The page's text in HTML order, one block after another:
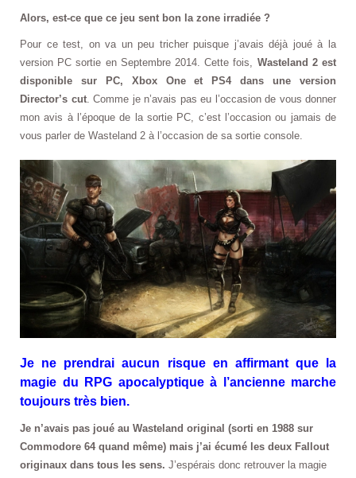
Alors, est-ce que ce jeu sent bon la zone irradiée ?
Pour ce test, on va un peu tricher puisque j’avais déjà joué à la
version PC sortie en Septembre 2014. Cette fois, Wasteland 2 est
disponible sur PC, Xbox One et PS4 dans une version
Director’s cut. Comme je n’avais pas eu l’occasion de vous donner
mon avis à l’époque de la sortie PC, c’est l’occasion ou jamais de
vous parler de Wasteland 2 à l’occasion de sa sortie console.
Je ne prendrai aucun risque en affirmant que la
magie du RPG apocalyptique à l’ancienne marche
toujours très bien.
Je n’avais pas joué au Wasteland original (sorti en 1988 sur
Commodore 64 quand même) mais j’ai écumé les deux Fallout
originaux dans tous les sens. J’espérais donc retrouver la magie